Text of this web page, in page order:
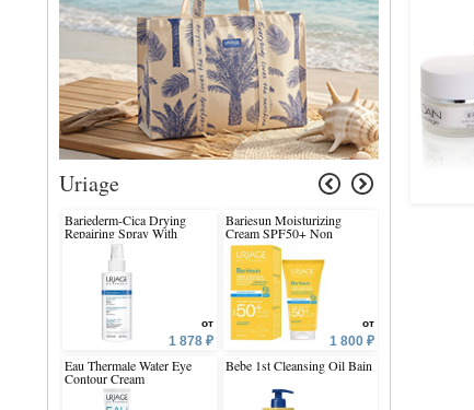
Uriage
Bariederm-Cica Drying
Repairing Spray With
Copper-Zinc
от
1 878 ₽
Eau Thermale Water Eye
Contour Cream
Bariesun Moisturizing
Cream SPF50+ Non
Parfume
от
1 800 ₽
Bebe 1st Cleansing Oil Bain